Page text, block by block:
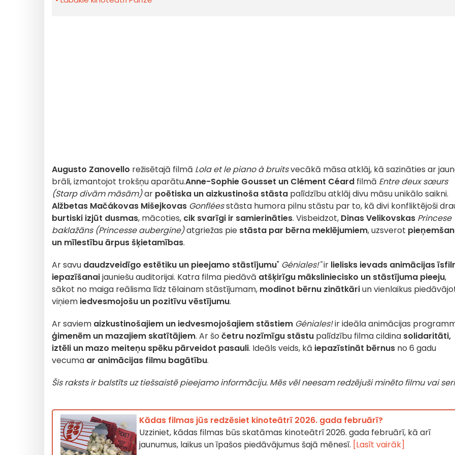
Augusto Zanovello režisētajā filmā Lola et le piano à bruitsvecākā māsa atklāj, kā sazināties ar
brāli, izmantojot trokšņu aparātu.Anne-Sophie Gousset un Clément Céard filmā Entre deux sœurs
(Starp divām māsām)ar poētiska un aizkustinoša stāsta palīdzību atklāj divu māsu unikālo saikni.
Alžbetas Mačákovas Mišejkovas Gonfléesstāsta humora pilnu stāstu par to, kā divi konfliktējoši
burtiski izjūt dusmas, mācoties, cik svarīgi ir samierināties. Visbeidzot, Dinas Velikovskas Princese
baklažāns (Princesse aubergine)atgriežas pie stāsta par bērna meklējumiem, uzsverot
un mīlestību ārpus šķietamības.
Ar savu daudzveidīgo estētiku un pieejamo stāstījumu" Géniales!"ir lielisks ievads animācijas
iepazīšanaijauniešu auditorijai. Katra filma piedāvā atšķirīgu māksliniecisko un stāstījuma pieeju,
sākot no maiga reālisma līdz tēlainam stāstījumam, modinot bērnu zinātkāriun vienlaikus
viņiem iedvesmojošu un pozitīvu vēstījumu.
Ar saviem aizkustinošajiem un iedvesmojošajiem stāstiem Géniales!ir ideāla animācijas
ģimenēm un mazajiem skatītājiem. Ar šo četru nozīmīgu stāstu palīdzību filma cildina solidaritāti,
iztēli un mazo meiteņu spēku pārveidot pasauli. Ideāls veids, kā iepazīstināt bērnus no 6 gadu
vecuma ar animācijas filmu bagātību.
Šis raksts ir balstīts uz tiešsaistē pieejamo informāciju. Mēs vēl neesam redzējuši minēto filmu vai
Kādas filmas jūs redzēsiet kinoteātrī 2026. gada februārī?
Uzziniet, kādas filmas būs skatāmas kinoteātrī 2026. gada februārī, kā arī
jaunumus, laikus un īpašos piedāvājumus šajā mēnesī. [Lasīt vairāk]